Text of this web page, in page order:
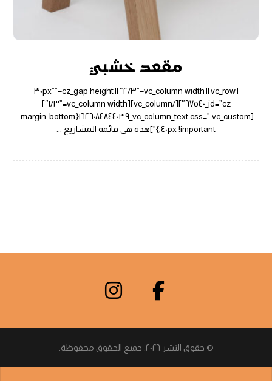
مقعد خشبي
[vc_row][vc_column width=”٢/٣″][cz_gap height=”٣٠px”
id=”cz_٦٧٥٤٠″][/vc_column][vc_column width=”١/٣″]
[vc_column_text css=”.vc_custom_١٦٢٦٠٨٤٨٤٤٠٣٩{margin-bottom:
٤٠px !important;}”]هذه هي قائمة المشاريع ...
© حقوق النشر ٢٠٢٦. جميع الحقوق محفوظة.